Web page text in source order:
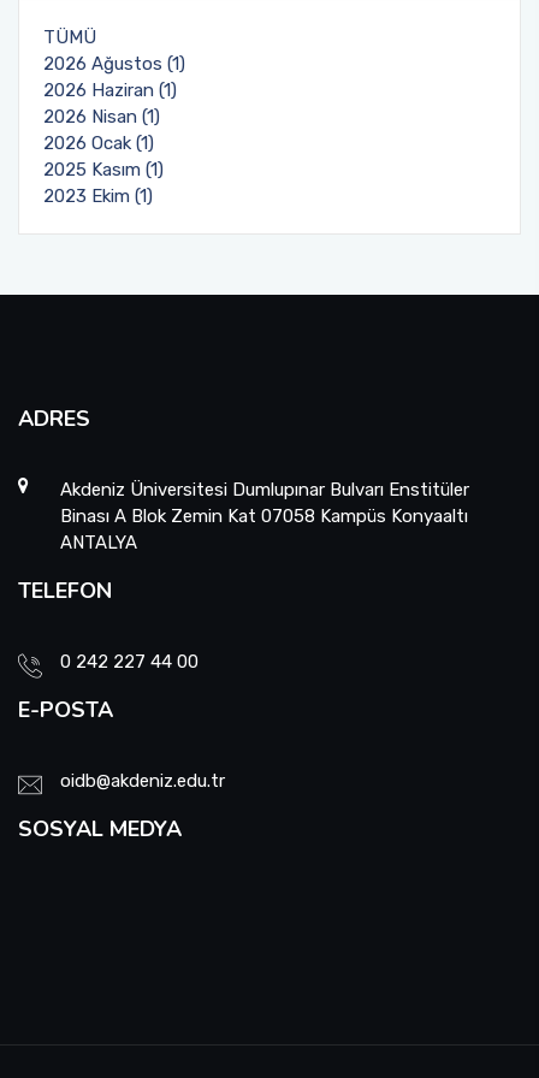
TÜMÜ
2026 Ağustos (1)
2026 Haziran (1)
2026 Nisan (1)
2026 Ocak (1)
2025 Kasım (1)
2023 Ekim (1)
ADRES
Akdeniz Üniversitesi Dumlupınar Bulvarı Enstitüler
Binası A Blok Zemin Kat 07058 Kampüs Konyaaltı
ANTALYA
TELEFON
0 242 227 44 00
E-POSTA
oidb@akdeniz.edu.tr
SOSYAL MEDYA
Mezun Öğrenci
Sosyal Transkript